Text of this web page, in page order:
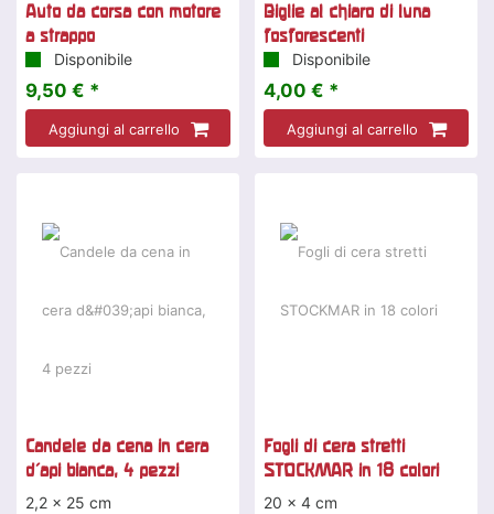
Auto da corsa con motore
a strappo
Disponibile
9,50 € *
Aggiungi al carrello
Biglie al chiaro di luna
fosforescenti
Disponibile
4,00 € *
Aggiungi al carrello
Candele da cena in cera
d'api bianca, 4 pezzi
2,2 x 25 cm
Fogli di cera stretti
STOCKMAR in 18 colori
20 x 4 cm